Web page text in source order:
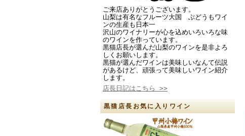
ご来店ありがとうございます。
山梨は有名なフルーツ大国 ぶどうもワイ
ンの生産も日本一
沢山のワイナリーが心を込めいろいろな味
のワインを作っています。
黒猫店長が選んだ山梨のワインを是非よろ
しくお願いします。
黒猫が選んだワインは美味しいなんて伝説
があるけど、頑張って美味しいワイン紹介
します。
店長日記はこちら >>
黒猫店長お気に入りワイン